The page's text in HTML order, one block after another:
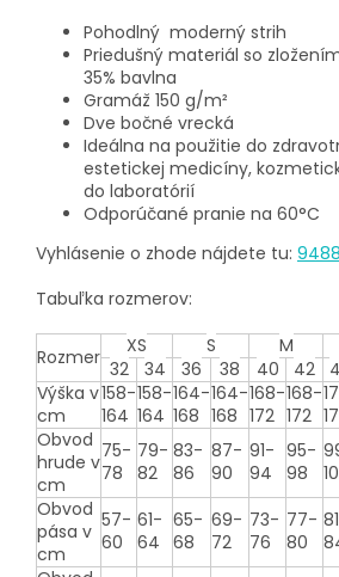
Pohodlný moderný strih
Priedušný materiál so
35% bavlna
Gramáž 150 g/m²
Dve bočné vrecká
Ideálna na použitie do
estetickej medicíny,
do laboratórií
Odporúčané pranie na 60°C
Vyhlásenie o zhode nájdete tu:
Tabuľka rozmerov:
Rozmer XS S M
32
34 36 38 40 42
Výška v
cm
158-
164
158-
164
164-
168
164-
168
168-
172
168-
172
Obvod
hrude v
cm
75-
78
79-
82
83-
86
87-
90
91-
94
95-
98
Obvod
pása v
cm
57-
60
61-
64
65-
68
69-
72
73-
76
77-
80